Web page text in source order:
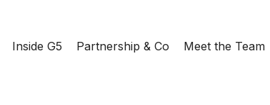
Inside G5 Partnership & Co Meet the Team